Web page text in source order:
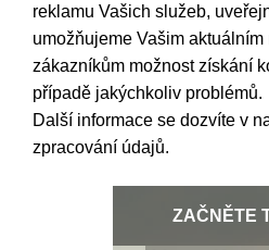
reklamu Vašich služeb,
umožňujeme Vašim
zákazníkům možnost získání
případě jakýchkoliv problémů.
Další informace se dozvíte v
zpracování údajů.
ZAČNĚTE